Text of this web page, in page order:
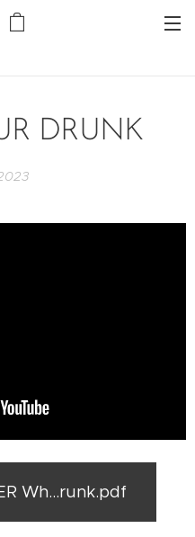
DRUNK
Wh...runk.pdf